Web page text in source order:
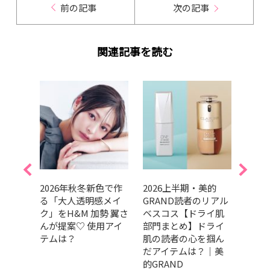
前の記事 次の記事
関連記事を読む
2026年秋冬新色で作
る「大人透明感メイ
ク」をH&M 加勢 翼さ
んが提案♡ 使用アイ
テムは？
2026上半期・美的
GRAND読者のリアル
ベスコス【ドライ肌
部門まとめ】ドライ
肌の読者の心を掴ん
だアイテムは？｜美
的GRAND